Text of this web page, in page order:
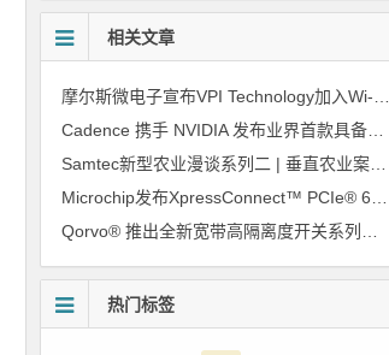
相关文章
Cadence 携手 NVIDIA 发布业界首款具备全自主芯片设计能力的虚拟工程师
Samtec新型农业漫谈系列二 | 垂直农业案列分享
热门标签